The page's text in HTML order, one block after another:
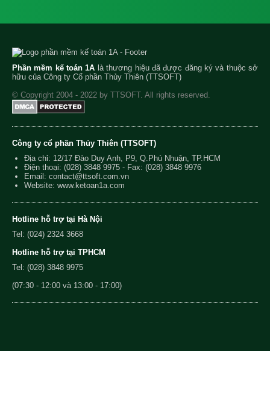
Phần mềm kế toán 1A là thương hiệu đã được đăng ký và thuộc sở
hữu của Công ty Cổ phần Thủy Thiên (TTSOFT)
© Copyright 2004 - 2022 by TTSOFT. All rights reserved.
Công ty cổ phần Thủy Thiên (TTSOFT)
Địa chỉ: 12/17 Đào Duy Anh, P9, Q.Phú Nhuận, TP.HCM
Điện thoại: (028) 3848 9975 - Fax: (028) 3848 9976
Email: contact@ttsoft.com.vn
Website: www.ketoan1a.com
Hotline hỗ trợ tại Hà Nội
Tel: (024) 2324 3668
Hotline hỗ trợ tại TPHCM
Tel: (028) 3848 9975
(07:30 - 12:00 và 13:00 - 17:00)